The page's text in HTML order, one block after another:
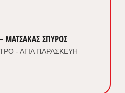
ΜΑΤΣΑΚΑΣ ΣΠΥΡΟΣ
- ΑΓΙΑ ΠΑΡΑΣΚΕΥΗ